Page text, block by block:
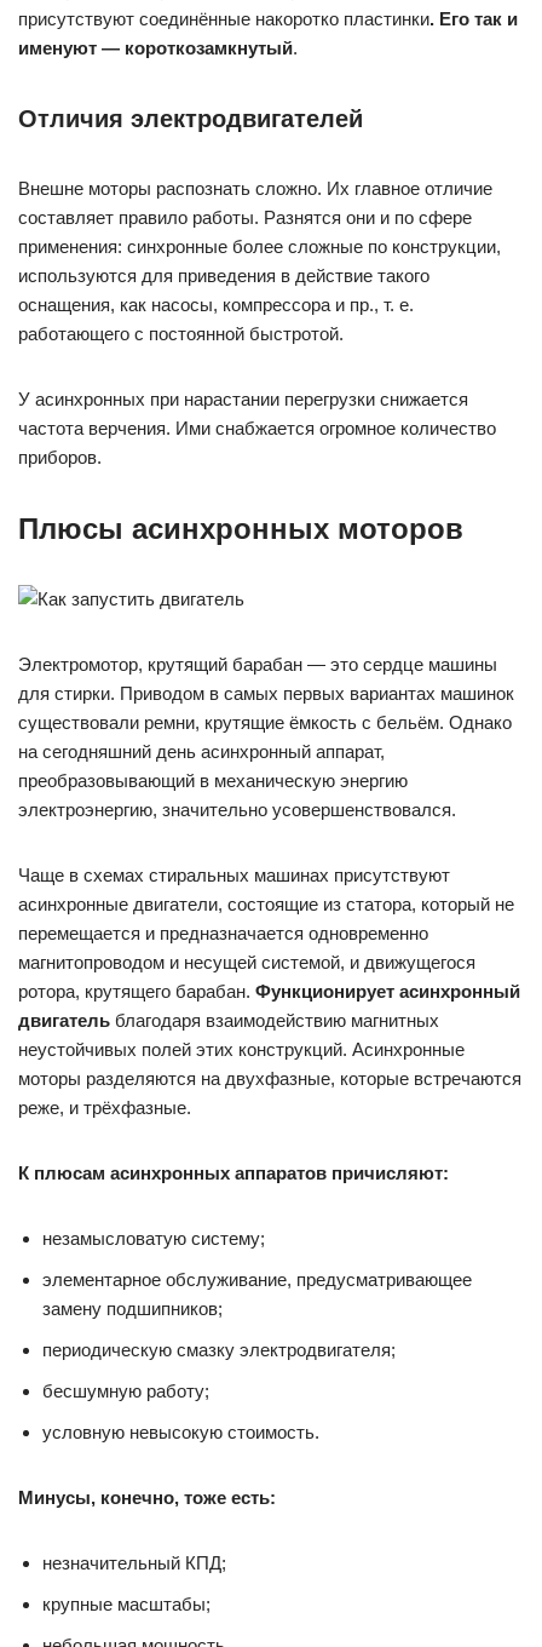
присутствуют соединённые накоротко пластинки. Его так и
именуют — короткозамкнутый.
Отличия электродвигателей
Внешне моторы распознать сложно. Их главное отличие
составляет правило работы. Разнятся они и по сфере
применения: синхронные более сложные по конструкции,
используются для приведения в действие такого
оснащения, как насосы, компрессора и пр., т. е.
работающего с постоянной быстротой.
У асинхронных при нарастании перегрузки снижается
частота верчения. Ими снабжается огромное количество
приборов.
Плюсы асинхронных моторов
Электромотор, крутящий барабан — это сердце машины
для стирки. Приводом в самых первых вариантах машинок
существовали ремни, крутящие ёмкость с бельём. Однако
на сегодняшний день асинхронный аппарат,
преобразовывающий в механическую энергию
электроэнергию, значительно усовершенствовался.
Чаще в схемах стиральных машинах присутствуют
асинхронные двигатели, состоящие из статора, который не
перемещается и предназначается одновременно
магнитопроводом и несущей системой, и движущегося
ротора, крутящего барабан. Функционирует асинхронный
двигатель благодаря взаимодействию магнитных
неустойчивых полей этих конструкций. Асинхронные
моторы разделяются на двухфазные, которые встречаются
реже, и трёхфазные.
К плюсам асинхронных аппаратов причисляют:
незамысловатую систему;
элементарное обслуживание, предусматривающее
замену подшипников;
периодическую смазку электродвигателя;
бесшумную работу;
условную невысокую стоимость.
Минусы, конечно, тоже есть:
незначительный КПД;
крупные масштабы;